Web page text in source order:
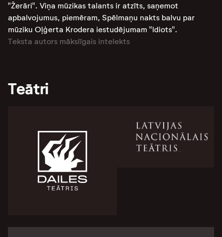
"Žerāri". Viņa mūzikas talants ir atzīts, saņemot
apbalvojumus, piemēram, Spēlmaņu nakts balvu par
mūziku Oļģerta Krodera iestudējumam "Idiots".
Teksta autors mākslīgais intelekts
Teātri